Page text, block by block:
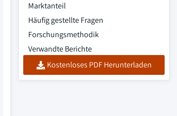
Marktanteil
Häufig gestellte Fragen
Forschungsmethodik
Verwandte Berichte
Kostenloses PDF Herunterladen